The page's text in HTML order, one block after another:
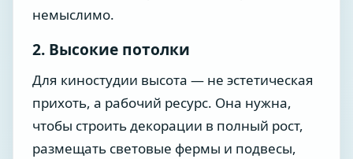
немыслимо.
2. Высокие потолки
Для киностудии высота — не эстетическая
прихоть, а рабочий ресурс. Она нужна,
чтобы строить декорации в полный рост,
размещать световые фермы и подвесы,